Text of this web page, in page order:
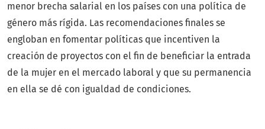
menor brecha salarial en los países con una política de
género más rígida. Las recomendaciones finales se
engloban en fomentar políticas que incentiven la
creación de proyectos con el fin de beneficiar la entrada
de la mujer en el mercado laboral y que su permanencia
en ella se dé con igualdad de condiciones.